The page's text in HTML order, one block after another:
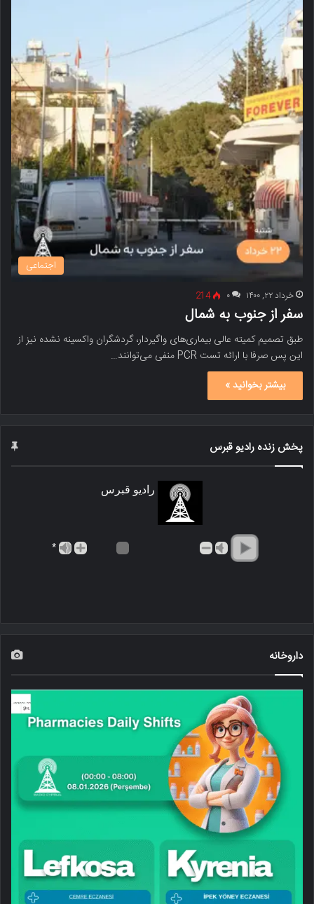
اجتماعی
خرداد ۲۲, ۱۴۰۰ ۰ 214
سفر از جنوب به شمال
طبق تصمیم کمیته عالی بیماری‌های واگیردار، گردشگران واکسینه نشده نیز از
این پس صرفا با ارائه تست PCR منفی می‌توانند…
بیشتر بخوانید »
پخش زنده رادیو قبرس
رادیو قبرس
*
داروخانه